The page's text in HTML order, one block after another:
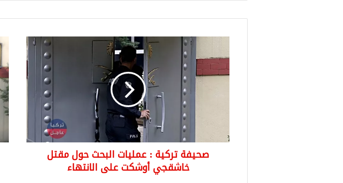
تركية
:
عمليات
أوشكت
صحيفة تركية : عمليات البحث حول مقتل
خاشقجي أوشكت على الانتهاء
في